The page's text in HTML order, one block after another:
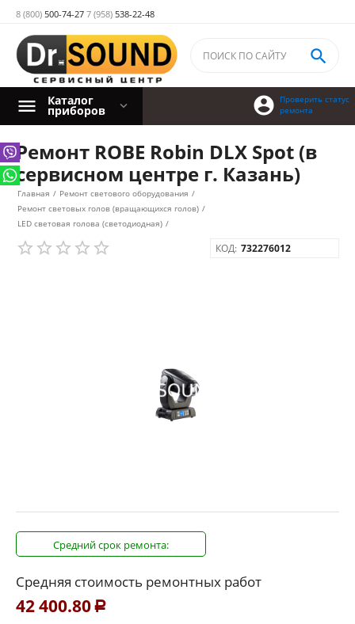
8 (800) 500-74-27 7 (958) 538-22-48
Проверить статус
ремонта


Каталог
приборов
Ремонт ROBE Robin DLX Spot (в
сервисном центре г. Казань)
Главная / Ремонт светового оборудования /
Ремонт световых голов (вращающихся голов) /
LED световая голова (светодиодная) /
КОД: 732276012
Средний срок ремонта:
Средняя стоимость ремонтных работ
42 400.80 Р